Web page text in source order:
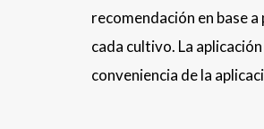
recomendación en base
cada cultivo. La
conveniencia de la